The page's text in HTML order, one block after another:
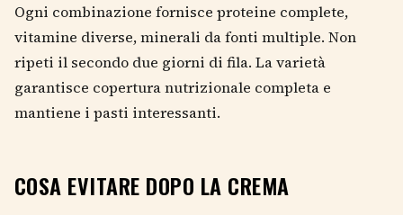
Ogni combinazione fornisce proteine complete,
vitamine diverse, minerali da fonti multiple. Non
ripeti il secondo due giorni di fila. La varietà
garantisce copertura nutrizionale completa e
mantiene i pasti interessanti.
COSA EVITARE DOPO LA CREMA